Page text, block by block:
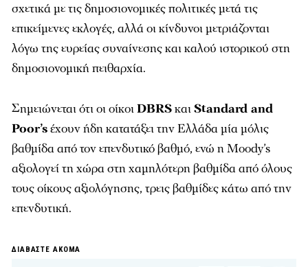
σχετικά με τις δημοσιονομικές πολιτικές μετά τις
επικείμενες εκλογές, αλλά οι κίνδυνοι μετριάζονται
λόγω της ευρείας συναίνεσης και καλού ιστορικού στη
δημοσιονομική πειθαρχία.
Σημειώνεται ότι οι οίκοιDBRSκαιStandard and
Poor’sέχουν ήδη κατατάξει την Ελλάδα μία μόλις
βαθμίδα από τον επενδυτικό βαθμό, ενώ η Moody’s
αξιολογεί τη χώρα στη χαμηλότερη βαθμίδα από όλους
τους οίκους αξιολόγησης, τρεις βαθμίδες κάτω από την
επενδυτική.
ΔΙΑΒΑΣΤΕ ΑΚΟΜΑ